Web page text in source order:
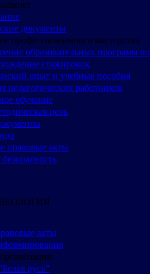
документы
профессионального мастерства
образовательных программ
стажировок
опыт и учебные пособия
педагогических работников
обучение
цель
правовые акты
акты
русь”